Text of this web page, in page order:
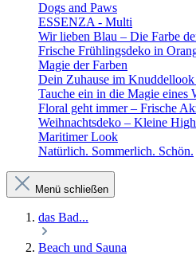
Dogs and Paws
ESSENZA - Multi
Wir lieben Blau – Die Farbe
Frische Frühlingsdeko in
Magie der Farben
Dein Zuhause im
Tauche ein in die Magie eines
Floral geht immer – Frische
Weihnachtsdeko – Kleine
Maritimer Look
Natürlich. Sommerlich. Schön.
Menü schließen
das Bad...
Beach und Sauna